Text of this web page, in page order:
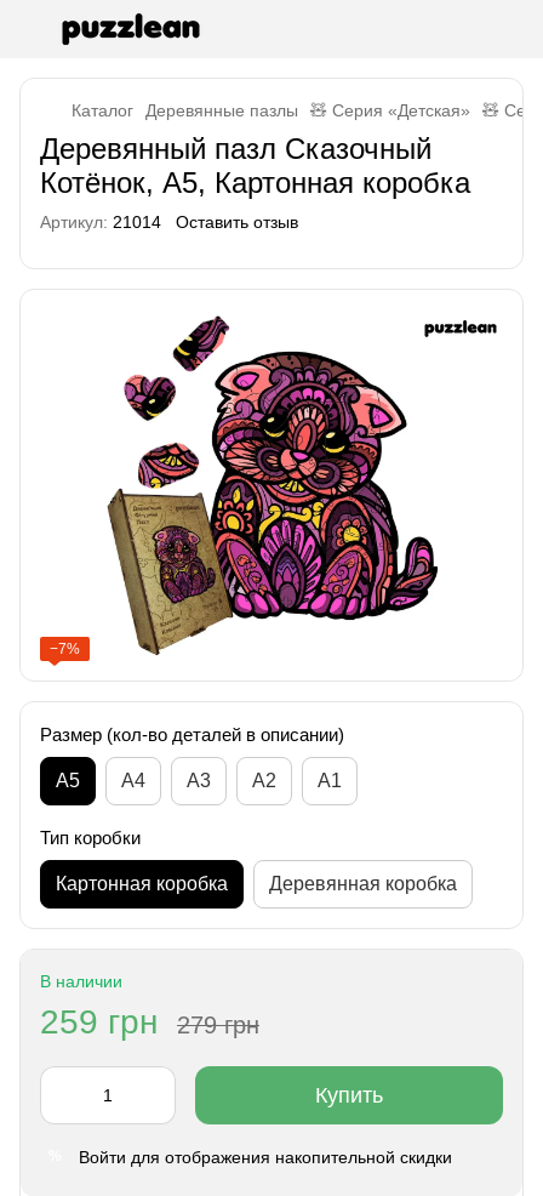
Каталог Деревянные пазлы 🧸 Серия «Детская» 🧸
Деревянный пазл Сказочный
Котёнок, А5, Картонная коробка
Артикул: 21014 Оставить отзыв
−7%
Размер (кол-во деталей в описании)
А5 А4 A3 A2 A1
Тип коробки
Картонная коробка Деревянная коробка
В наличии
259 грн 279 грн
Купить
Войти для отображения накопительной скидки